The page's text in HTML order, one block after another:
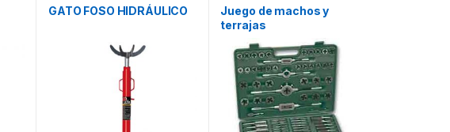
GATO FOSO HIDRÁULICO
Maletines Herramientas,
Extractores, Compresímetros,
otros
Juego de machos y
terrajas